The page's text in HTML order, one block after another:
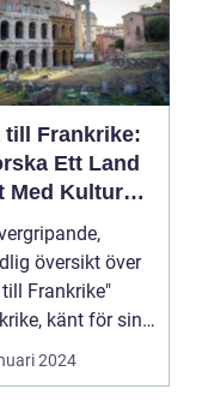
till Frankrike:
Ett Land
Med Kultur
översikt över
Frankrike"
känt för sin
2024